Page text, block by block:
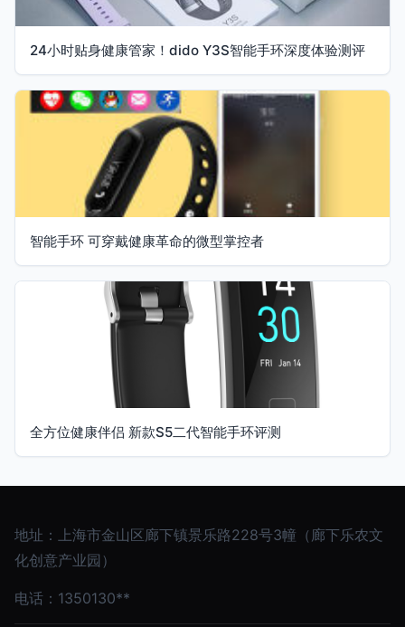
24小时贴身健康管家！dido Y3S智能手环深度体验测评
智能手环 可穿戴健康革命的微型掌控者
全方位健康伴侣 新款S5二代智能手环评测
地址：上海市金山区廊下镇景乐路228号3幢（廊下乐农文
化创意产业园）
电话：1350130**